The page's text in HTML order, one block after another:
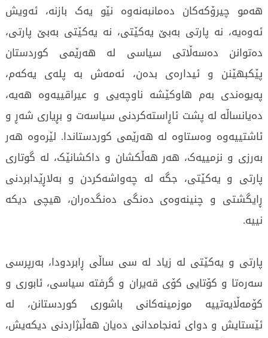
هەمو چیرۆکەکان دەمانبەنەوە نێو یەک بازنە، ئەویش
ئەوەیە، نە پارتی بەبێ یەکێتی، نە یەکێتی بەبێ پارتی،
دەتوانن دەسەڵاتی سیاسی لە هەرێمی کوردستان
پێکبهێنن و ئیدارەی بدەن، ئەمەش بە پلەی یەکەم،
پەیوەندی بەم هاوکێشە ناوچەیی و عیراقییەوە هەیە،
دەیانساڵە لە پشت ئاڕاستەکردنی سیاسەت و بڕیاری شەڕ و
ئاشتییەوە وەستاوە لە هەرێمی کوردستاندا. لێرەوە هەر
بەرزی و نزمییەک، هەر هەڵکشان و داکشانێک، لە گوتاری
پارتی و یەکێتی، جگە لە چەواشەکردن و بەلاڕێدابردنی
ڕایگشتی و چنینەوەی دەنگی دەنگدەران، هیچی دیکە
نییە.
پارتی و یەکێتی لە زیاد لە سی ساڵی ڕابردودا، بەرپرسی
سەرەتا و کۆتایی کۆی قەیران و گرفتە سیاسی، ئابوری و
کۆمەڵایەتییە موزمینەکانی باشوری کوردستانن، لە
ئێستایش و دوای ئەنجامدانی دەیان هەڵبژاردنی دیکەیش،